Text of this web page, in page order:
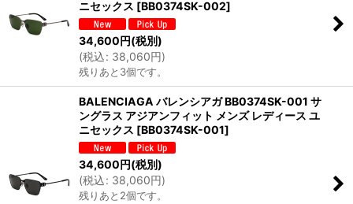
ニセックス [BB0374SK-002]
34,600円(税別)
(税込: 38,060円)
残りあと3個です。
BALENCIAGA バレンシアガ BB0374SK-001 サ
ングラス アジアンフィット メンズ レディース ユ
ニセックス [BB0374SK-001]
34,600円(税別)
(税込: 38,060円)
残りあと2個です。